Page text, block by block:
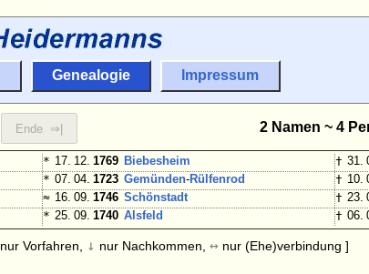
Genealogie Impressum
2 Namen ~ 4
* 17. 12. 1769 Biebesheim † 31.
* 07. 04. 1723 Gemünden-Rülfenrod † 10.
≈ 16. 09. 1746 Schönstadt † 23.
* 25. 09. 1740 Alsfeld † 06.
nur Vorfahren, ↓ nur Nachkommen, ↔ nur (Ehe)verbindung ]